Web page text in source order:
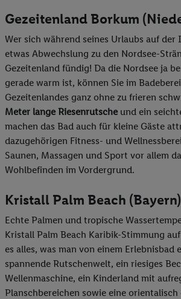
Gezeitenland Borkum
Wer sich während seines Urlaubs auf der
etwas Abwechslung zu den Nordsee-
Gezeitenland fündig! Da die Nordsee ja
gerade warm ist, können Sie im
Gezeitenlandes ganz ohne zu frieren
Meter lange Riesenrutsche und ein
machen das Bad auch für kleine Gäste
dazugehörigen Fitness- und
Saunen, Massagen und Sport vor allem
Wohlbefinden im Vordergrund.
Kristall Palm Beach (Bayern)
Echte Palmen und tropische
Kristall Palm Beach Karibik-Stimmung
es alles, was man von einem Erlebnisbad
spannende Rutschenwelt, ein riesiges
Wellenmaschine, ein Kinderland mit
Planschbereichen sowie eine